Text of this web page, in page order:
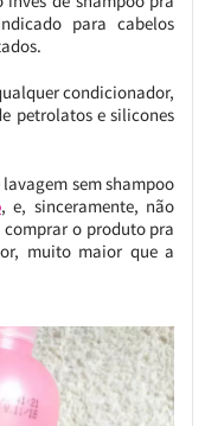
para cabelos
condicionador,
petrolatos e silicones
sem shampoo
, e, sinceramente, não
o produto pra
muito maior que a